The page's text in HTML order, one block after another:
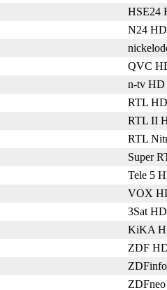
HSE24
N24 HD
QVC
n-tv HD
RTL HD
RTL II
RTL
Super
Tele 5
VOX
3Sat HD
KiKA
ZDF